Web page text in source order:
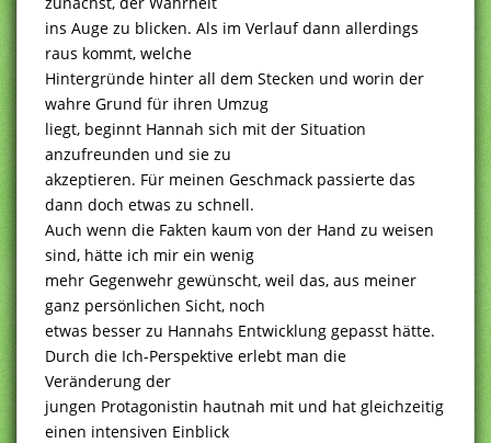
ins Auge zu blicken. Als im Verlauf dann allerdings
raus kommt, welche
Hintergründe hinter all dem Stecken und worin der
wahre Grund für ihren Umzug
liegt, beginnt Hannah sich mit der Situation
anzufreunden und sie zu
akzeptieren. Für meinen Geschmack passierte das
dann doch etwas zu schnell.
Auch wenn die Fakten kaum von der Hand zu weisen
sind, hätte ich mir ein wenig
mehr Gegenwehr gewünscht, weil das, aus meiner
ganz persönlichen Sicht, noch
etwas besser zu Hannahs Entwicklung gepasst hätte.
Durch die Ich-Perspektive erlebt man die
Veränderung der
jungen Protagonistin hautnah mit und hat gleichzeitig
einen intensiven Einblick